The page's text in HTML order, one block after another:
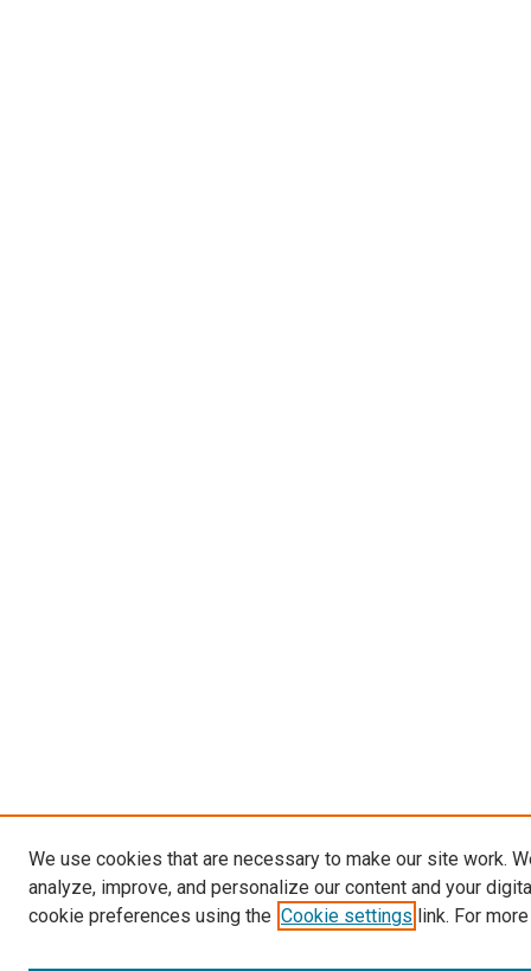
We use cookies that are necessary to make our site work.
analyze, improve, and personalize our content and your
cookie preferences using the Cookie settings link. For